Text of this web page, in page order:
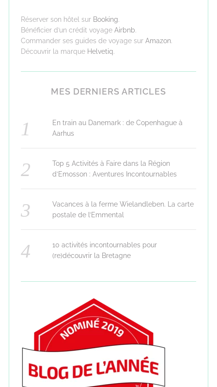
Réserver son hôtel sur Booking.
Bénéficier d’un crédit voyage Airbnb.
Commander ses guides de voyage sur Amazon.
Découvrir la marque Helvetiq.
MES DERNIERS ARTICLES
En train au Danemark : de Copenhague à
Aarhus
Top 5 Activités à Faire dans la Région
d’Emosson : Aventures Incontournables
Vacances à la ferme Wielandleben. La carte
postale de l’Emmental
10 activités incontournables pour
(re)découvrir la Bretagne